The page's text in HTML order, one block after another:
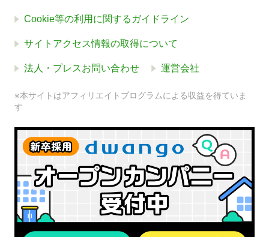
Cookie等の利用に関するガイドライン
サイトアクセス情報の取得について
法人・プレスお問い合わせ 運営会社
※本サイトはアフィリエイトプログラムによる収益を得ていま
す